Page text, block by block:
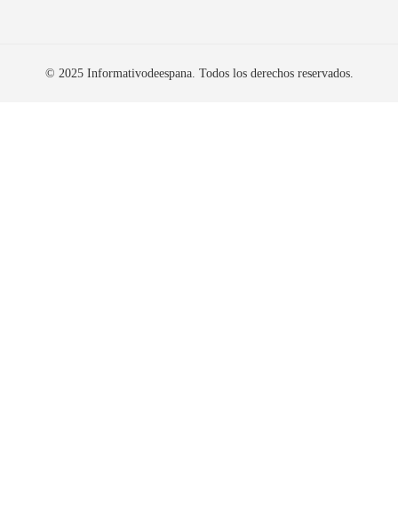
© 2025 Informativodeespana. Todos los derechos reservados.